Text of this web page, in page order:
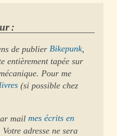
:
de publierBikepunk,
entièrement tapée sur
Pour me
(si possible chez
mailmes écrits en
Votre adresse ne sera